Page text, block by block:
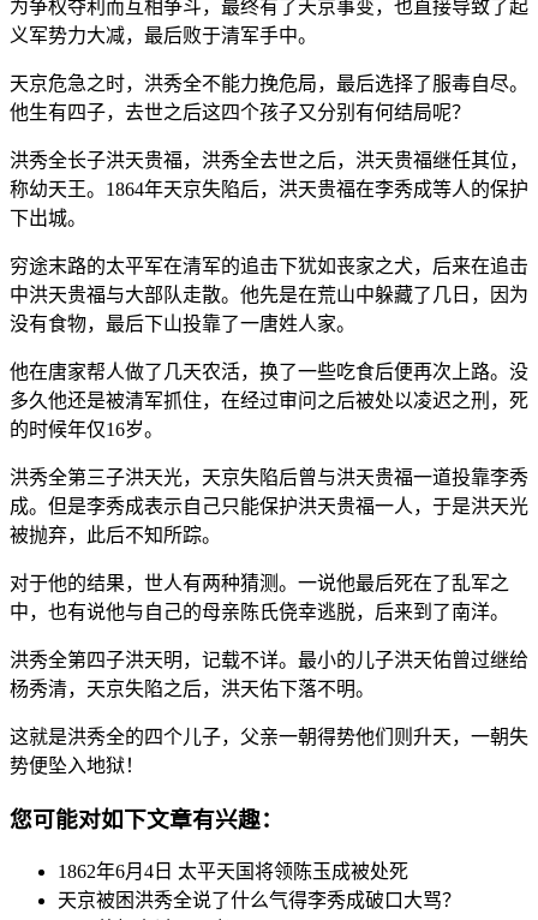
为争权夺利而互相争斗，最终有了天京事变，也直接导致了起
义军势力大减，最后败于清军手中。
天京危急之时，洪秀全不能力挽危局，最后选择了服毒自尽。
他生有四子，去世之后这四个孩子又分别有何结局呢？
洪秀全长子洪天贵福，洪秀全去世之后，洪天贵福继任其位，
称幼天王。1864年天京失陷后，洪天贵福在李秀成等人的保护
下出城。
穷途末路的太平军在清军的追击下犹如丧家之犬，后来在追击
中洪天贵福与大部队走散。他先是在荒山中躲藏了几日，因为
没有食物，最后下山投靠了一唐姓人家。
他在唐家帮人做了几天农活，换了一些吃食后便再次上路。没
多久他还是被清军抓住，在经过审问之后被处以凌迟之刑，死
的时候年仅16岁。
洪秀全第三子洪天光，天京失陷后曾与洪天贵福一道投靠李秀
成。但是李秀成表示自己只能保护洪天贵福一人，于是洪天光
被抛弃，此后不知所踪。
对于他的结果，世人有两种猜测。一说他最后死在了乱军之
中，也有说他与自己的母亲陈氏侥幸逃脱，后来到了南洋。
洪秀全第四子洪天明，记载不详。最小的儿子洪天佑曾过继给
杨秀清，天京失陷之后，洪天佑下落不明。
这就是洪秀全的四个儿子，父亲一朝得势他们则升天，一朝失
势便坠入地狱！
您可能对如下文章有兴趣：
1862年6月4日 太平天国将领陈玉成被处死
天京被困洪秀全说了什么气得李秀成破口大骂？